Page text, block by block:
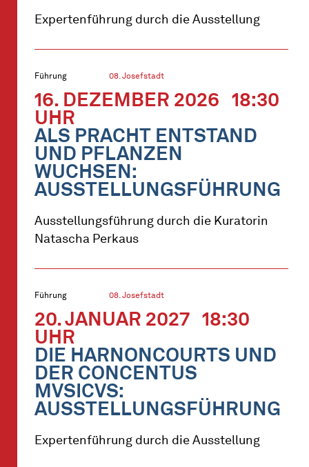
Expertenführung durch die Ausstellung
Führung 08. Josefstadt
16. DEZEMBER 2026 18:30
UHR
ALS PRACHT ENTSTAND
UND PFLANZEN
WUCHSEN:
AUSSTELLUNGSFÜHRUNG
Ausstellungsführung durch die Kuratorin
Natascha Perkaus
Führung 08. Josefstadt
20. JANUAR 2027 18:30
UHR
DIE HARNONCOURTS UND
DER CONCENTUS
MVSICVS:
AUSSTELLUNGSFÜHRUNG
Expertenführung durch die Ausstellung